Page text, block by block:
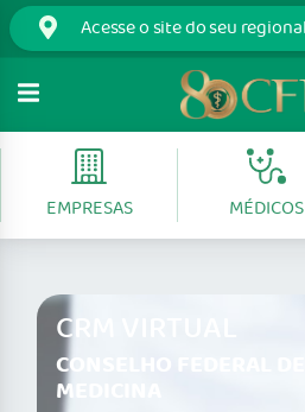
EMPRESAS MÉDICOS
CRM VIRTUAL
CONSELHO FEDERAL DE
MEDICINA